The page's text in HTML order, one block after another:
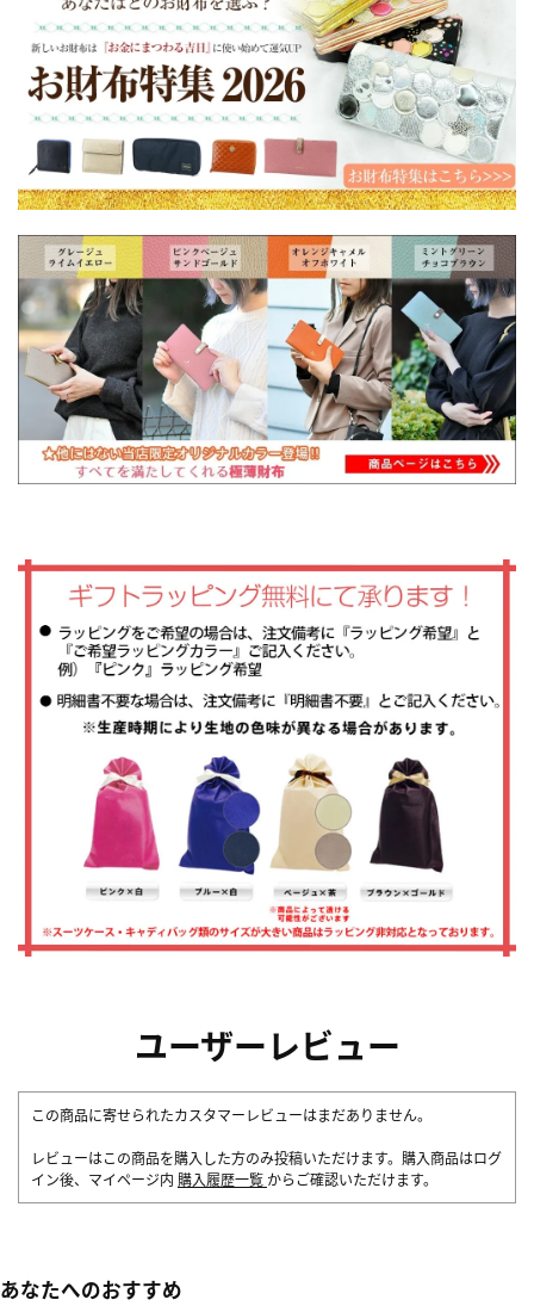
ユーザーレビュー
この商品に寄せられたカスタマーレビューはまだありません。
レビューはこの商品を購入した方のみ投稿いただけます。購入商品はログ
イン後、マイページ内 購入履歴一覧 からご確認いただけます。
あなたへのおすすめ